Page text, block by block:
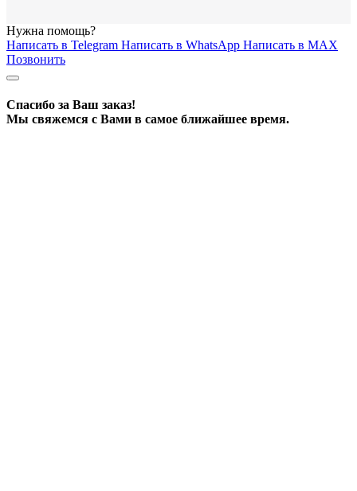
Нужна помощь?
Написать в Telegram Написать в WhatsApp Написать в MAX
Позвонить
Спасибо за Ваш заказ!
Мы свяжемся с Вами в самое ближайшее время.